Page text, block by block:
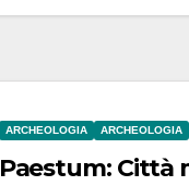
ARCHEOLOGIA ARCHEOLOGIA
Paestum: Città